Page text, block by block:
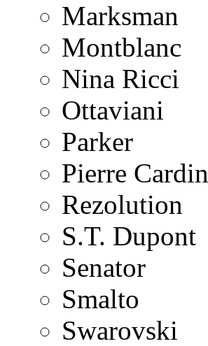
Marksman
Montblanc
Nina Ricci
Ottaviani
Parker
Pierre Cardin
Rezolution
S.T. Dupont
Senator
Smalto
Swarovski